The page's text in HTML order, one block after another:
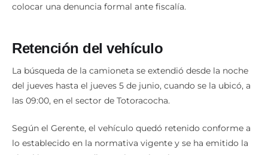
colocar una denuncia formal ante fiscalía.
Retención del vehículo
La búsqueda de la camioneta se extendió desde la noche
del jueves hasta el jueves 5 de junio, cuando se la ubicó, a
las 09:00, en el sector de Totoracocha.
Según el Gerente, el vehículo quedó retenido conforme a
lo establecido en la normativa vigente y se ha emitido la